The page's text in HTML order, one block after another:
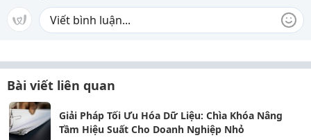
Bài viết liên quan
Giải Pháp Tối Ưu Hóa Dữ Liệu: Chìa Khóa Nâng
Tầm Hiệu Suất Cho Doanh Nghiệp Nhỏ